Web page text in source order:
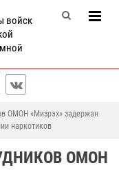
войск
ОМОН «Мизрэх» задержан
наркотиков
ОМОН